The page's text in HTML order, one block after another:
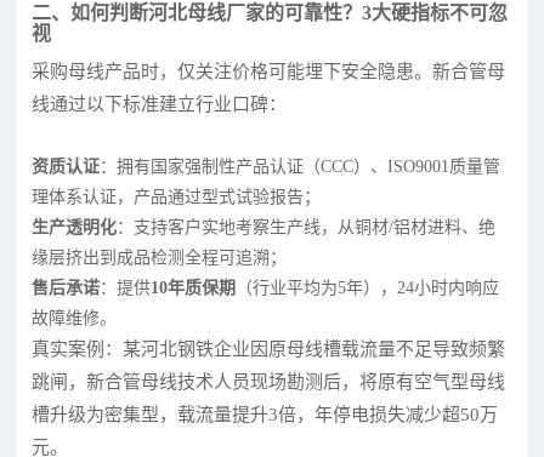
二、如何判断河北母线厂家的可靠性？3大硬指标不可忽
视
采购母线产品时，仅关注价格可能埋下安全隐患。新合管母
线通过以下标准建立行业口碑：
资质认证：拥有国家强制性产品认证（CCC）、ISO9001质量管
理体系认证，产品通过型式试验报告；
生产透明化：支持客户实地考察生产线，从铜材/铝材进料、绝
缘层挤出到成品检测全程可追溯；
售后承诺：提供10年质保期
（行业平均为5年），24小时内响应
故障维修。
真实案例：某河北钢铁企业因原母线槽载流量不足导致频繁
跳闸，新合管母线技术人员现场勘测后，将原有空气型母线
槽升级为密集型，载流量提升3倍，年停电损失减少超50万
元。